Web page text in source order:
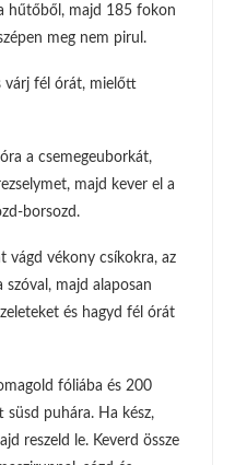
hűtőből, majd 185 fokon
meg nem pirul.
várj fél órát, mielőtt
a csemegeuborkát,
majd kever el a
borsozd.
vágd vékony csíkokra, az
majd alaposan
és hagyd fél órát
fóliába és 200
puhára. Ha kész,
reszeld le. Keverd össze